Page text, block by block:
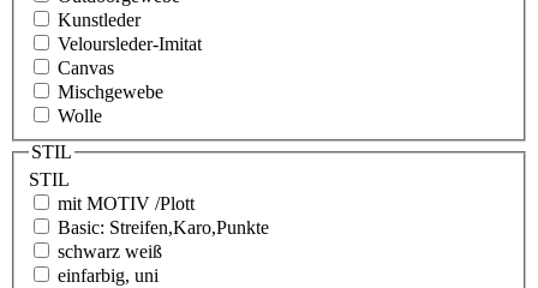
Kunstleder
Veloursleder-Imitat
Canvas
Mischgewebe
Wolle
STIL
STIL
mit MOTIV /Plott
Basic: Streifen,Karo,Punkte
schwarz weiß
einfarbig, uni